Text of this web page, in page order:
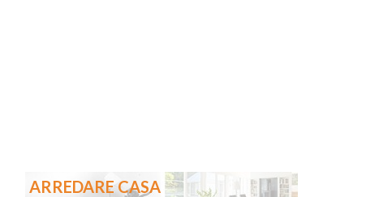
ARREDARE CASA